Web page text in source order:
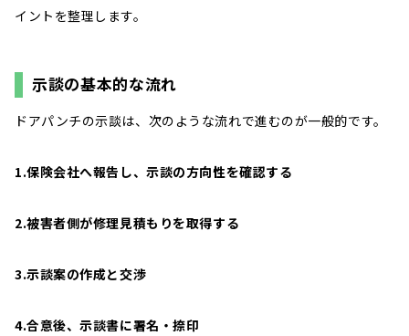
イントを整理します。
示談の基本的な流れ
ドアパンチの示談は、次のような流れで進むのが一般的です。
1.保険会社へ報告し、示談の方向性を確認する
2.被害者側が修理見積もりを取得する
3.示談案の作成と交渉
4.合意後、示談書に署名・捺印